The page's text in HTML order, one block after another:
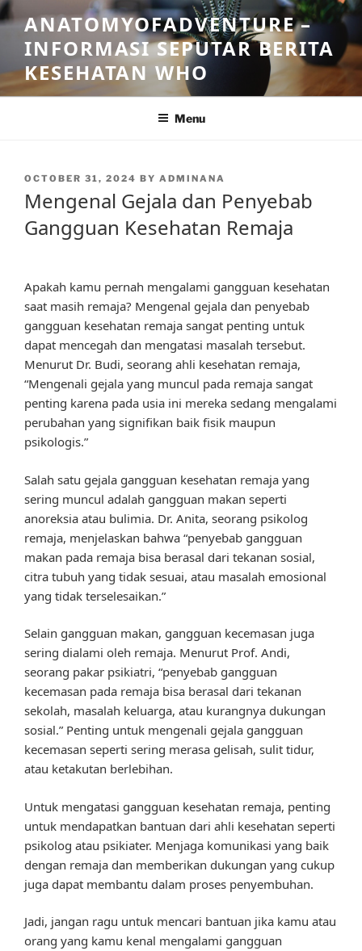
Skip
to
content
ANATOMYOFADVENTURE –
INFORMASI SEPUTAR BERITA
KESEHATAN WHO
Menu
POSTED
OCTOBER 31, 2024 BY ADMINANA
Mengenal Gejala dan Penyebab
Gangguan Kesehatan Remaja
Apakah kamu pernah mengalami gangguan kesehatan
saat masih remaja? Mengenal gejala dan penyebab
gangguan kesehatan remaja sangat penting untuk
dapat mencegah dan mengatasi masalah tersebut.
Menurut Dr. Budi, seorang ahli kesehatan remaja,
“Mengenali gejala yang muncul pada remaja sangat
penting karena pada usia ini mereka sedang mengalami
perubahan yang signifikan baik fisik maupun
psikologis.”
Salah satu gejala gangguan kesehatan remaja yang
sering muncul adalah gangguan makan seperti
anoreksia atau bulimia. Dr. Anita, seorang psikolog
remaja, menjelaskan bahwa “penyebab gangguan
makan pada remaja bisa berasal dari tekanan sosial,
citra tubuh yang tidak sesuai, atau masalah emosional
yang tidak terselesaikan.”
Selain gangguan makan, gangguan kecemasan juga
sering dialami oleh remaja. Menurut Prof. Andi,
seorang pakar psikiatri, “penyebab gangguan
kecemasan pada remaja bisa berasal dari tekanan
sekolah, masalah keluarga, atau kurangnya dukungan
sosial.” Penting untuk mengenali gejala gangguan
kecemasan seperti sering merasa gelisah, sulit tidur,
atau ketakutan berlebihan.
Untuk mengatasi gangguan kesehatan remaja, penting
untuk mendapatkan bantuan dari ahli kesehatan seperti
psikolog atau psikiater. Menjaga komunikasi yang baik
dengan remaja dan memberikan dukungan yang cukup
juga dapat membantu dalam proses penyembuhan.
Jadi, jangan ragu untuk mencari bantuan jika kamu atau
orang yang kamu kenal mengalami gangguan